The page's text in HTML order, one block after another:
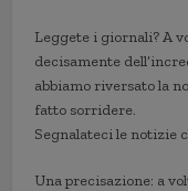
Leggete i giornali? A
decisamente
abbiamo riversato la
fatto sorridere.
Segnalateci le notizie
Una precisazione: a